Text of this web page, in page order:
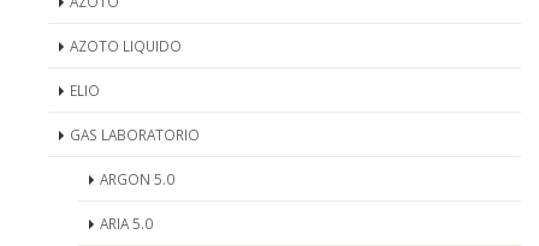
AZOTO LIQUIDO
ELIO
GAS LABORATORIO
ARGON 5.0
ARIA 5.0